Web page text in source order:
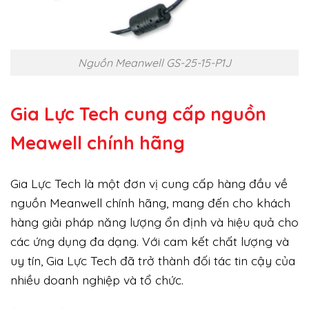
Nguồn Meanwell GS-25-15-P1J
Gia Lực Tech cung cấp nguồn
Meawell chính hãng
Gia Lực Tech là một đơn vị cung cấp hàng đầu về
nguồn Meanwell chính hãng, mang đến cho khách
hàng giải pháp năng lượng ổn định và hiệu quả cho
các ứng dụng đa dạng. Với cam kết chất lượng và
uy tín, Gia Lực Tech đã trở thành đối tác tin cậy của
nhiều doanh nghiệp và tổ chức.